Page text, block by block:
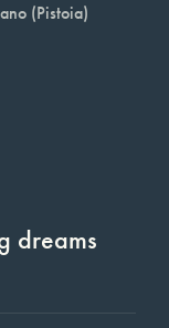
(Pistoia)
dreams